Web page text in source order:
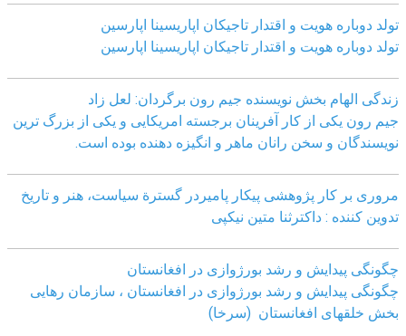
تولد دوباره هویت و اقتدار تاجیکان اپاریسینا اپارسین
تولد دوباره هویت و اقتدار تاجیکان اپاریسینا اپارسین
زندگی الهام بخش نویسنده جیم رون برگردان: لعل زاد
جیم رون یکی از کار آفرینان برجسته امریکایی و یکی از بزرگ ترین
نویسندگان و سخن رانان ماهر و انگیزه دهنده بوده است.
مروری بر کار پژوهشی پیکار پامیردر گسترة سیاست، هنر و تاریخ
تدوین کننده : داکترثنا متین نیکپی
چگونگی پیدایش و رشد بورژوازی در افغانستان
چگونگی پیدایش و رشد بورژوازی در افغانستان ، سازمان رهایی
بخش خلقهای افغانستان (سرخا)